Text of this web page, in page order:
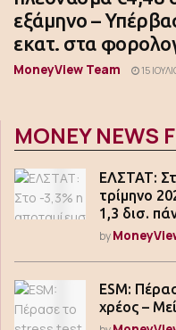
εξάμηνο –
εκατ. στα
MoneyView Team 15
MONEY NEWS
ΕΛΣΤΑΤ:
τρίμηνο
1,3 δισ.
by
ESM:
χρέος –